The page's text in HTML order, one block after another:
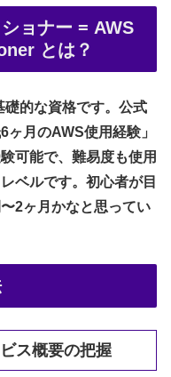
ョナー = AWS
とは？
的な資格です。公式
月のAWS使用経験」
可能で、難易度も使用
ベルです。初心者が目
2ヶ月かなと思ってい
ス概要の把握